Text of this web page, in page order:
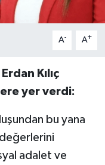
A- A+
Kılıç
yer verdi:
bu yana
adalet ve